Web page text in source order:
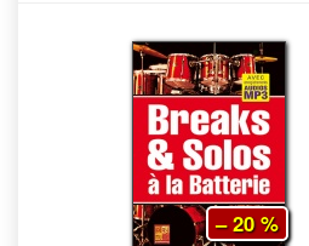
– 20 %